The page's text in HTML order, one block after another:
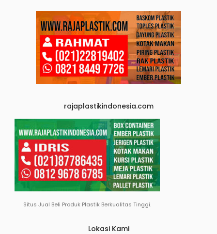
rajaplastikindonesia.com
Situs Jual Beli Produk Plastik Berkualitas Tinggi.
Lokasi Kami